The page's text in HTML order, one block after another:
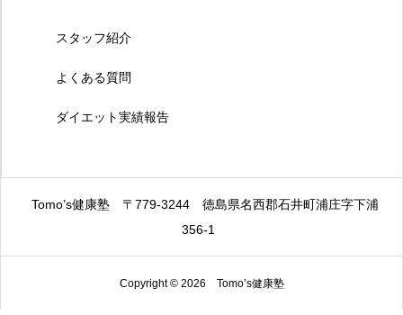
スタッフ紹介
よくある質問
ダイエット実績報告
Tomo’s健康塾 〒779-3244
徳島県名西郡石井町浦庄字下浦
356-1
Copyright © 2026 Tomo’s健康塾